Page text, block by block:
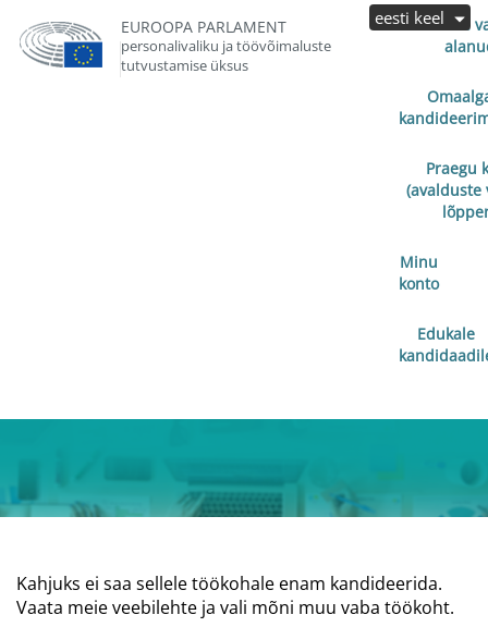
EUROOPA PARLAMENT
personalivaliku ja töövõimaluste
tutvustamise üksus
Avalduste
Praegu
(avalduste
Minu
konto
Edukale
eesti keel
Kahjuks ei saa sellele töökohale enam kandideerida.
Vaata meie veebilehte ja vali mõni muu vaba töökoht.